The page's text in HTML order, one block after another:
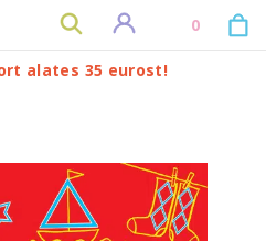
0
alates 35 eurost!